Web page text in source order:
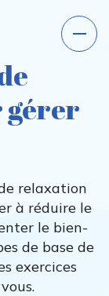
gérer
relaxation
à réduire le
le bien-
de base de
exercices